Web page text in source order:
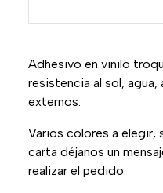
Adhesivo en vinilo
resistencia al sol, agua,
externos.
Varios colores a elegir,
carta déjanos un
realizar el pedido.